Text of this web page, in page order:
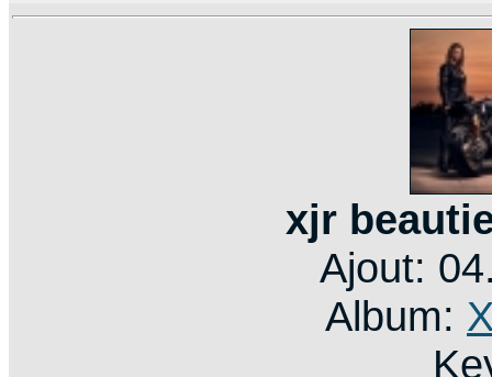
xjr
Ajout:
Album: